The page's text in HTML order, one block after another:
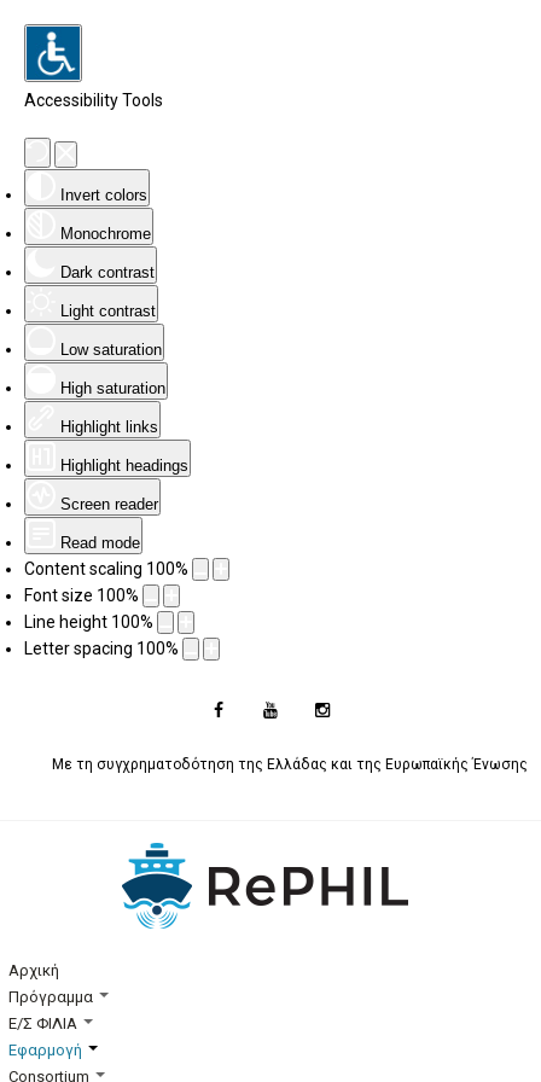
Accessibility Tools
Invert colors
Monochrome
Dark contrast
Light contrast
Low saturation
High saturation
Highlight links
Highlight headings
Screen reader
Read mode
Content scaling 100%
Font size 100%
Line height 100%
Letter spacing 100%
Με τη συγχρηματοδότηση της Ελλάδας και της Ευρωπαϊκής Ένωσης
Αρχική
Πρόγραμμα
Ε/Σ ΦΙΛΙΑ
Εφαρμογή
Consortium